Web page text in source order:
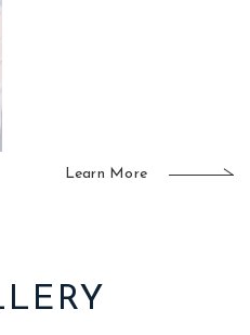
Learn More